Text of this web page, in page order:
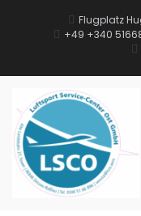
Flugplatz
+49 +340